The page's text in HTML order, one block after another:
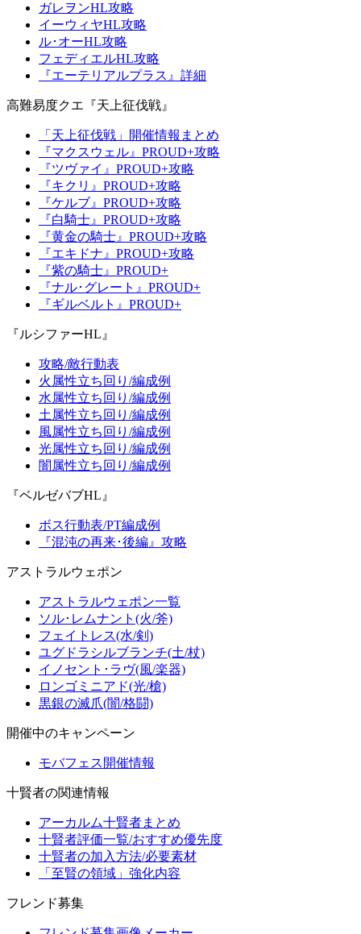
ガレヲンHL攻略
イーウィヤHL攻略
ル･オーHL攻略
フェディエルHL攻略
『エーテリアルプラス』詳細
高難易度クエ『天上征伐戦』
「天上征伐戦」開催情報まとめ
『マクスウェル』PROUD+攻略
『ツヴァイ』PROUD+攻略
『キクリ』PROUD+攻略
『ケルブ』PROUD+攻略
『白騎士』PROUD+攻略
『黄金の騎士』PROUD+攻略
『エキドナ』PROUD+攻略
『紫の騎士』PROUD+
『ナル･グレート』PROUD+
『ギルベルト』PROUD+
『ルシファーHL』
攻略/敵行動表
火属性立ち回り/編成例
水属性立ち回り/編成例
土属性立ち回り/編成例
風属性立ち回り/編成例
光属性立ち回り/編成例
闇属性立ち回り/編成例
『ベルゼバブHL』
ボス行動表/PT編成例
『混沌の再来･後編』攻略
アストラルウェポン
アストラルウェポン一覧
ソル･レムナント(火/斧)
フェイトレス(水/剣)
ユグドラシルブランチ(土/杖)
イノセント･ラヴ(風/楽器)
ロンゴミニアド(光/槍)
黒銀の滅爪(闇/格闘)
開催中のキャンペーン
モバフェス開催情報
十賢者の関連情報
アーカルム十賢者まとめ
十賢者評価一覧/おすすめ優先度
十賢者の加入方法/必要素材
「至賢の領域」強化内容
フレンド募集